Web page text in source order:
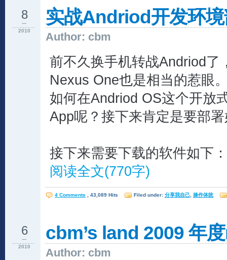
实战Andriod开发环
Author: cbm
8
一
2010
前不久换手机转战Andriod了
Nexus One也是相当的惹眼
如何在Andriod OS这个开放
App呢？接下来肯定是要部
接下来需要下载的软件如下：
阅读全文(770字)
4 Comments , 43,089 Hits Filed under: 分享我自己 操作体统
cbm’s land 2009 年
Author: cbm
6
一
2010